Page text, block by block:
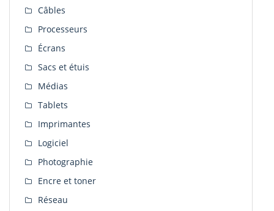
Câbles
Processeurs
Écrans
Sacs et étuis
Médias
Tablets
Imprimantes
Logiciel
Photographie
Encre et toner
Réseau